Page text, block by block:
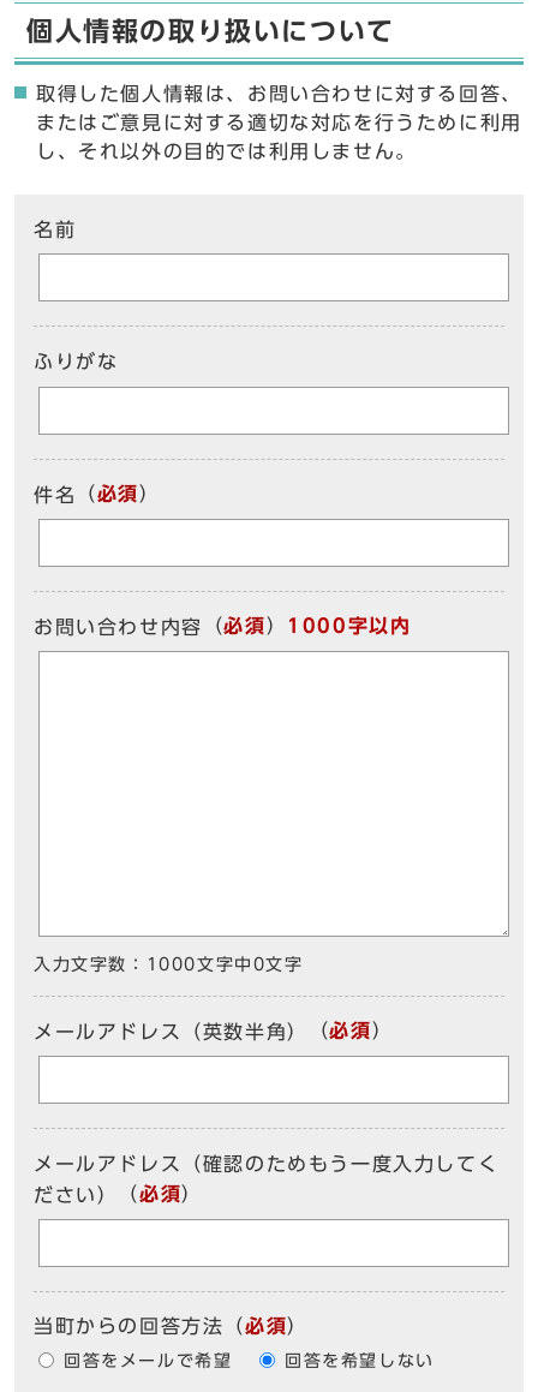
個人情報の取り扱いについて
取得した個人情報は、お問い合わせに対する回答、
またはご意見に対する適切な対応を行うために利用
し、それ以外の目的では利用しません。
名前
ふりがな
件名 （必須）
お問い合わせ内容 （必須） 1000字以内
入力文字数： 1000文字中 0文字
メールアドレス（英数半角） （必須）
メールアドレス（確認のためもう一度入力してく
ださい）
（必須）
当町からの回答方法 （必須）
回答をメールで希望 回答を希望しない